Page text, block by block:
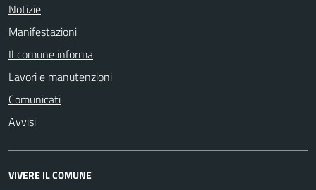
Notizie
Manifestazioni
Il comune informa
Lavori e manutenzioni
Comunicati
Avvisi
VIVERE IL COMUNE